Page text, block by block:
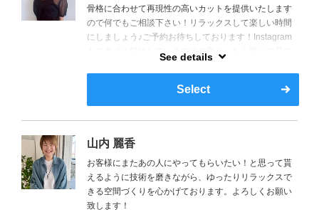
骨格に合わせて再現性の高いカットを提供いたします
ので何でもご相談下さい！リラックスして楽しい時間
にしましょう♪ご予約お待ちしております！Instagram
See details
Select
山内 麗香
お客様にまたあの人にやってもらいたい！と思って貰
えるように技術を磨きながら、ゆったりリラックスで
きる空間づくりを心かげております。よろしくお願い
致します！